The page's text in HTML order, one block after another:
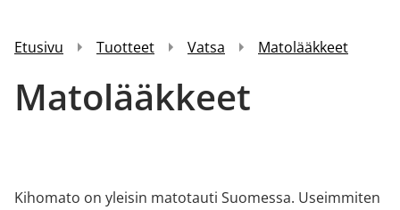
Etusivu Tuotteet Vatsa Matolääkkeet
Matolääkkeet
Kihomato on yleisin matotauti Suomessa. Useimmiten